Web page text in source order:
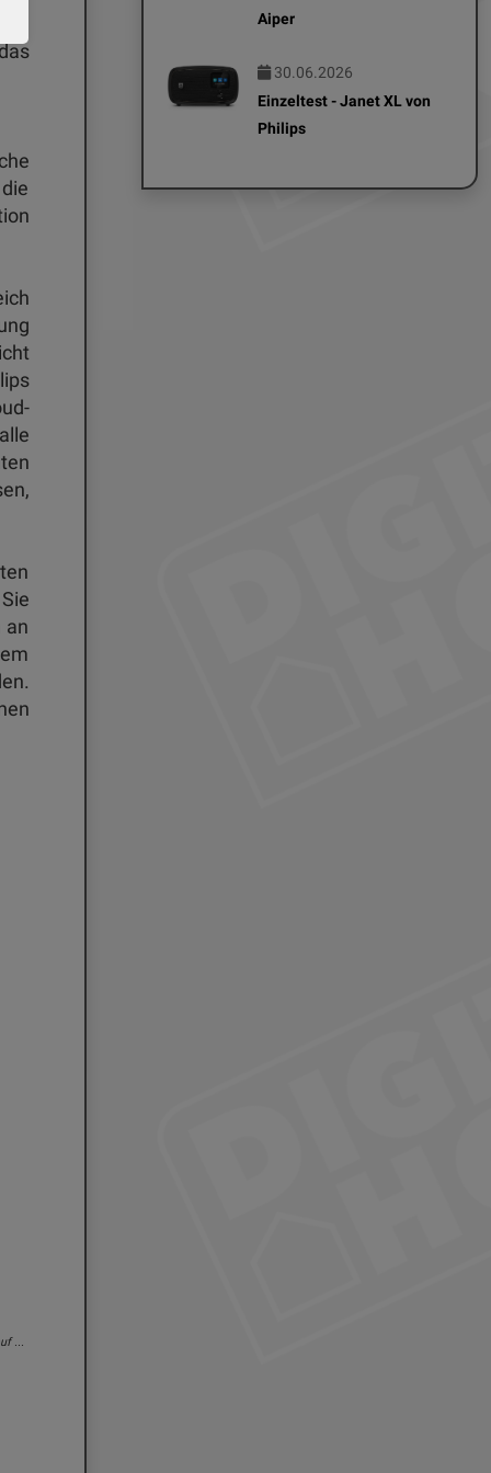
an
...
Aiper
30.06.2026
Einzeltest - Janet XL von
Philips